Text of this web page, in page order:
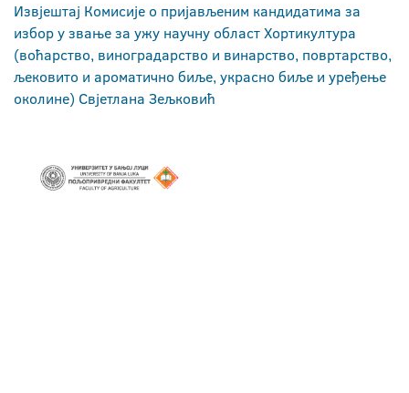
Извјештај Комисије о пријављеним кандидатима за
избор у звање за ужу научну област Хортикултура
(воћарство, виноградарство и винарство, повртарство,
љековито и ароматично биље, украсно биље и уређење
околине) Свјетлана Зељковић